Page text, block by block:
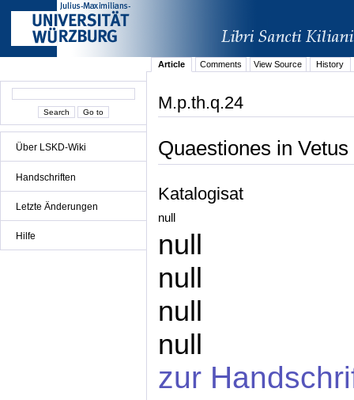
Über LSKD-Wiki
Handschriften
Letzte Änderungen
Hilfe
Article Comments View Source History
M.p.th.q.24
Quaestiones in
Katalogisat
null
null
null
null
null
zur